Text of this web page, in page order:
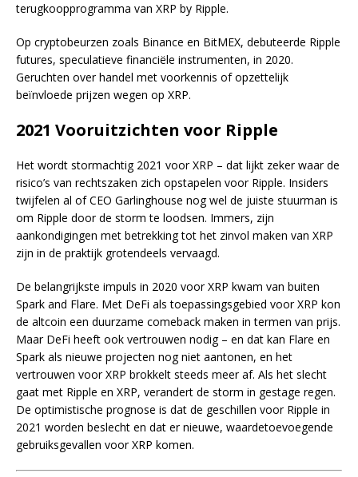
terugkoopprogramma van XRP by Ripple.
Op cryptobeurzen zoals Binance en BitMEX, debuteerde Ripple
futures, speculatieve financiële instrumenten, in 2020.
Geruchten over handel met voorkennis of opzettelijk
beïnvloede prijzen wegen op XRP.
2021 Vooruitzichten voor Ripple
Het wordt stormachtig 2021 voor XRP – dat lijkt zeker waar de
risico’s van rechtszaken zich opstapelen voor Ripple. Insiders
twijfelen al of CEO Garlinghouse nog wel de juiste stuurman is
om Ripple door de storm te loodsen. Immers, zijn
aankondigingen met betrekking tot het zinvol maken van XRP
zijn in de praktijk grotendeels vervaagd.
De belangrijkste impuls in 2020 voor XRP kwam van buiten
Spark and Flare. Met DeFi als toepassingsgebied voor XRP kon
de altcoin een duurzame comeback maken in termen van prijs.
Maar DeFi heeft ook vertrouwen nodig – en dat kan Flare en
Spark als nieuwe projecten nog niet aantonen, en het
vertrouwen voor XRP brokkelt steeds meer af. Als het slecht
gaat met Ripple en XRP, verandert de storm in gestage regen.
De optimistische prognose is dat de geschillen voor Ripple in
2021 worden beslecht en dat er nieuwe, waardetoevoegende
gebruiksgevallen voor XRP komen.